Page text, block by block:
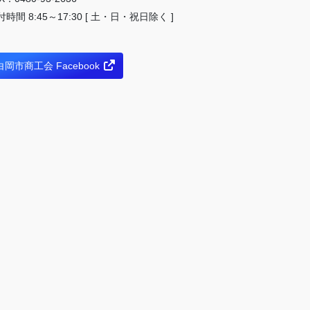
時間 8:45～17:30 [ 土・日・祝日除く ]
岡市商工会 Facebook